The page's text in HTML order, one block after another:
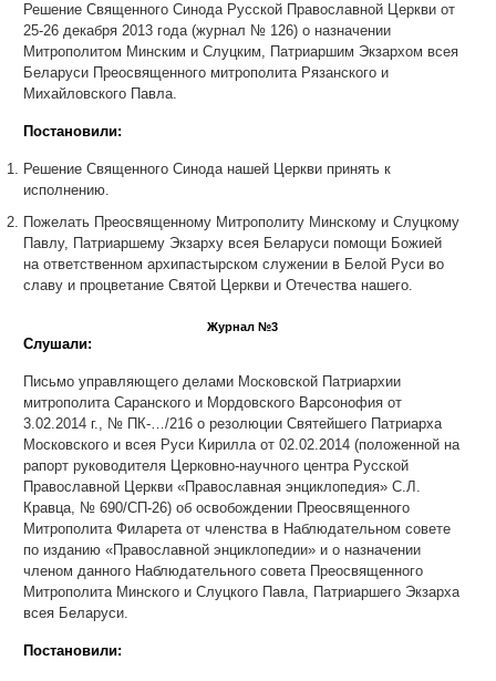
Решение Священного Синода Русской Православной Церкви от
25-26 декабря 2013 года (журнал № 126) о назначении
Митрополитом Минским и Слуцким, Патриаршим Экзархом всея
Беларуси Преосвященного митрополита Рязанского и
Михайловского Павла.
Постановили:
Решение Священного Синода нашей Церкви принять к
исполнению.
Пожелать Преосвященному Митрополиту Минскому и Слуцкому
Павлу, Патриаршему Экзарху всея Беларуси помощи Божией
на ответственном архипастырском служении в Белой Руси во
славу и процветание Святой Церкви и Отечества нашего.
Журнал №3
Слушали:
Письмо управляющего делами Московской Патриархии
митрополита Саранского и Мордовского Варсонофия от
3.02.2014 г., № ПК-…/216 о резолюции Святейшего Патриарха
Московского и всея Руси Кирилла от 02.02.2014 (положенной на
рапорт руководителя Церковно-научного центра Русской
Православной Церкви «Православная энциклопедия» С.Л.
Кравца, № 690/СП-26) об освобождении Преосвященного
Митрополита Филарета от членства в Наблюдательном совете
по изданию «Православной энциклопедии» и о назначении
членом данного Наблюдательного совета Преосвященного
Митрополита Минского и Слуцкого Павла, Патриаршего Экзарха
всея Беларуси.
Постановили: